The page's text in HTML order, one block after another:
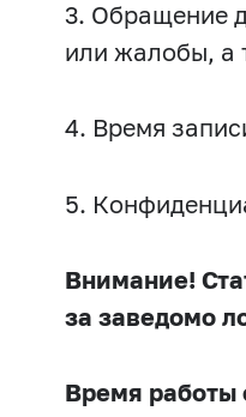
3. Обращение
или жалобы, а
4. Время
5.
Внимание!
за заведомо
Время работы